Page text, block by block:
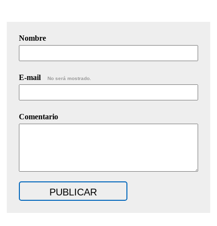
Nombre
E-mail No será mostrado.
Comentario